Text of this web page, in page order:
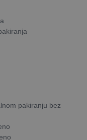
pakiranju bez